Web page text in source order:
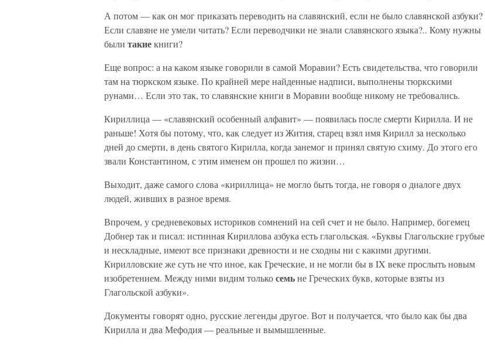
А потом — как он мог приказать переводить на славянский, если не было славянской азбуки?
Если славяне не умели читать? Если переводчики не знали славянского языка?.. Кому нужны
были такиекниги?
Еще вопрос: а на каком языке говорили в самой Моравии? Есть свидетельства, что говорили
там на тюркском языке. По крайней мере найденные надписи, выполнены тюркскими
рунами… Если это так, то славянские книги в Моравии вообще никому не требовались.
Кириллица — «славянский особенный алфавит» — появилась после смерти Кирилла. И не
раньше! Хотя бы потому, что, как следует из Жития, старец взял имя Кирилл за несколько
дней до смерти, в день святого Кирилла, когда занемог и принял святую схиму. До этого его
звали Константином, с этим именем он прошел по жизни…
Выходит, даже самого слова «кириллица» не могло быть тогда, не говоря о диалоге двух
людей, живших в разное время.
Впрочем, у средневековых историков сомнений нa сей счет и не было. Например, богемец
Добнер так и писал: истинная Кириллова азбука есть глагольская. «Буквы Глагольские грубые
и нескладные, имеют все признаки древности и не сходны ни с какими другими.
Кирилловские же суть не что иное, как Греческие, и не могли бы в IX веке прослыть новым
изобретением. Между ними видим толькосемьне Греческих букв, которые взяты из
Глагольской азбуки».
Документы говорят одно, русские легенды другое. Вот и получается, что было как бы два
Кирилла и два Мефодия — реальные и вымышленные.